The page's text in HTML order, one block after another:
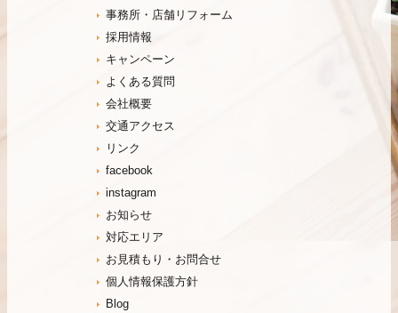
事務所・店舗リフォーム
採用情報
キャンペーン
よくある質問
会社概要
交通アクセス
リンク
facebook
instagram
お知らせ
対応エリア
お見積もり・お問合せ
個人情報保護方針
Blog